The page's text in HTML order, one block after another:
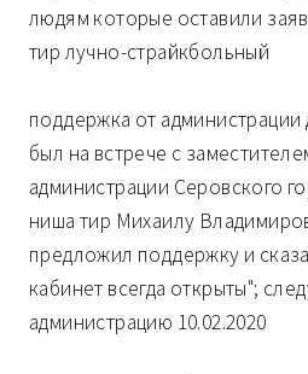
людям которые оставили
тир лучно-страйкбольный
поддержка от администрации
был на встрече с
администрации Серовского
ниша тир Михаилу
предложил поддержку и
кабинет всегда открыты";
администрацию 10.02.2020